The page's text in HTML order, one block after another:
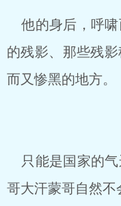
他的身后，呼啸
的残影、那些残
而又惨黑的地方。
只能是国家的气
哥大汗蒙哥自然不